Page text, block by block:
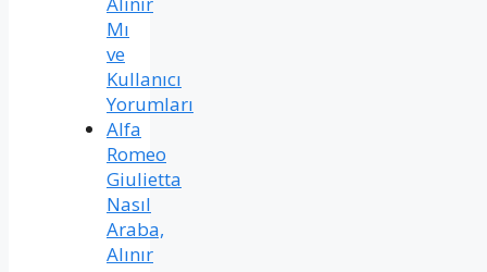
Mı
ve
Kullanıcı
Yorumları
Alfa
Romeo
Giulietta
Nasıl
Araba,
Alınır